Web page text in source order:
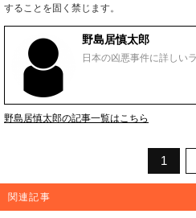
することを固く禁じます。
野島居慎太郎
日本の凶悪事件に詳しい
野島居慎太郎の記事一覧はこちら
1
関連記事